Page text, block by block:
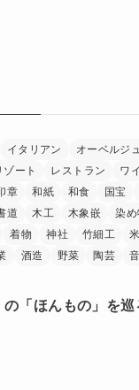
イタリアン オーベルジュ
ゾート レストラン ワ
章 和紙 和食 国宝
道 木工 木象嵌 染め
着物 神社 竹細工 米
酒造 野菜 陶芸
の「ほんもの」を